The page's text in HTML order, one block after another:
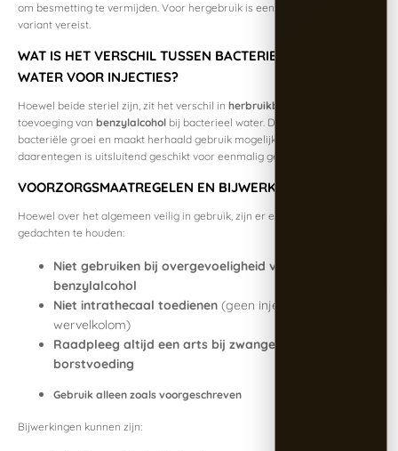
om besmetting te vermijden. Voor hergebruik is een bacteriostatische
variant vereist.
WAT IS HET VERSCHIL TUSSEN BACTERIEEL EN STERIEL
WATER VOOR INJECTIES?
Hoewel beide steriel zijn, zit het verschil in herbruikbaarheid
toevoeging van benzylalcohol bij bacterieel water. Dit voorkomt
bacteriële groei en maakt herhaald gebruik mogelijk. Steriel water
daarentegen is uitsluitend geschikt voor eenmalig gebruik.
VOORZORGSMAATREGELEN EN BIJWERKINGEN
Hoewel over het algemeen veilig in gebruik, zijn er enkele punten om in
gedachten te houden:
Niet gebruiken bij overgevoeligheid voor
benzylalcohol
Niet intrathecaal toedienen (geen injectie in de
wervelkolom)
Raadpleeg altijd een arts bij zwangerschap of
borstvoeding
Gebruik alleen zoals voorgeschreven
Bijwerkingen kunnen zijn: